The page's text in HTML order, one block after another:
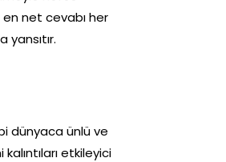
en net cevabı her
dünyaca ünlü ve
etkileyici